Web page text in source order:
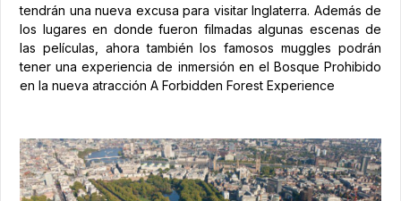
tendrán una nueva excusa para visitar Inglaterra. Además de
los lugares en donde fueron filmadas algunas escenas de
las películas, ahora también los famosos muggles podrán
tener una experiencia de inmersión en el Bosque Prohibido
en la nueva atracción A Forbidden Forest Experience